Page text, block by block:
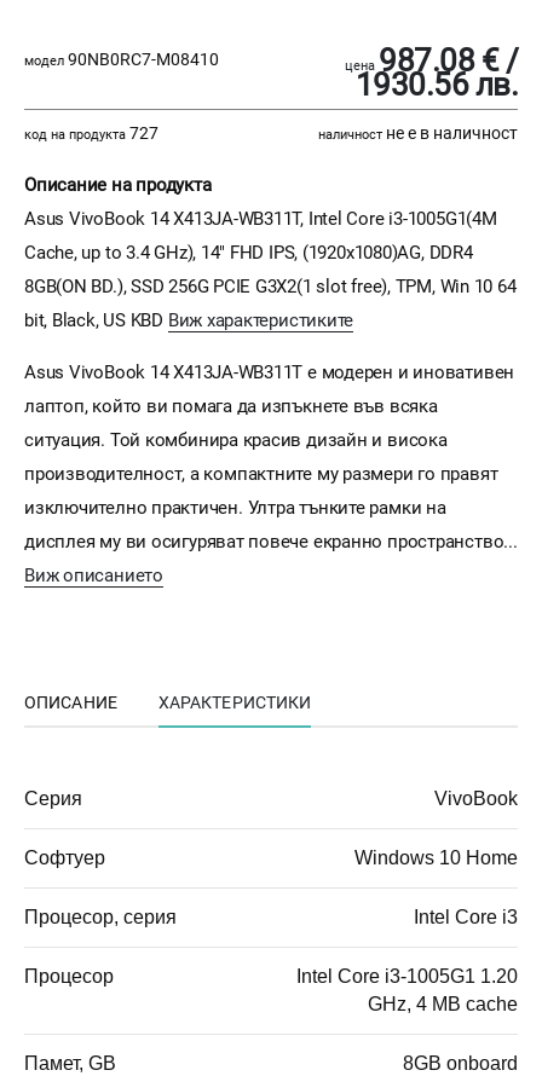
модел 90NB0RC7-M08410 цена 987.08 € /
1930.56 лв.
код на продукта 727 наличност не е в наличност
Описание на продукта
Asus VivoBook 14 X413JA-WB311T, Intel Core i3-1005G1(4M
Cache, up to 3.4 GHz), 14" FHD IPS, (1920x1080)AG, DDR4
8GB(ON BD.), SSD 256G PCIE G3X2(1 slot free), TPM, Win 10 64
bit, Black, US KBD Виж характеристиките
Asus VivoBook 14 X413JA-WB311T е модерен и иновативен
лаптоп, който ви помага да изпъкнете във всяка
ситуация. Той комбинира красив дизайн и висока
производителност, а компактните му размери го правят
изключително практичен. Ултра тънките рамки на
дисплея му ви осигуряват повече екранно пространство...
Виж описанието
ОПИСАНИЕ ХАРАКТЕРИСТИКИ
Серия VivoBook
Софтуер Windows 10 Home
Процесор, серия Intel Core i3
Процесор
Intel Core i3-1005G1 1.20
GHz, 4 MB cache
Памет, GB 8GB onboard